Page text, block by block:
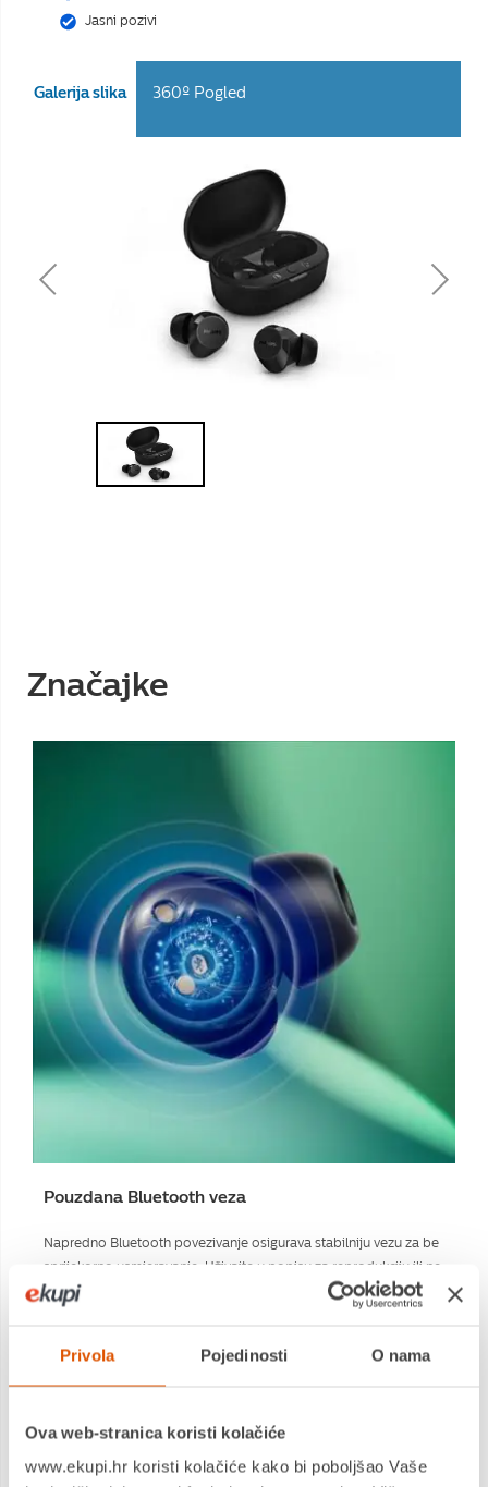
Privola Pojedinosti O nama
Ova web-stranica koristi kolačiće
www.ekupi.hr koristi kolačiće kako bi poboljšao Vaše
Jasni pozivi
Galerija slika 360º Pogled
Značajke
Pouzdana Bluetooth veza
Napredno Bluetooth povezivanje osigurava stabilniju vezu za be
sprijekorno usmjeravanje. Uživajte u popisu za reprodukciju ili ne
ometano slušajte omiljeni podcast bez iritantnog stišavanja zvuk